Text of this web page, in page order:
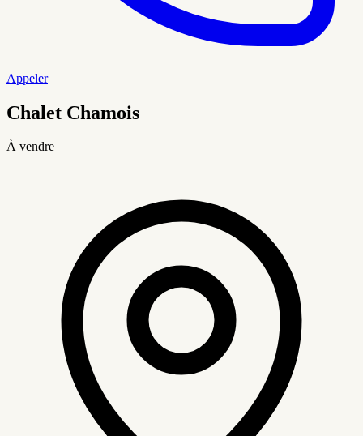
Appeler
Chalet Chamois
À vendre